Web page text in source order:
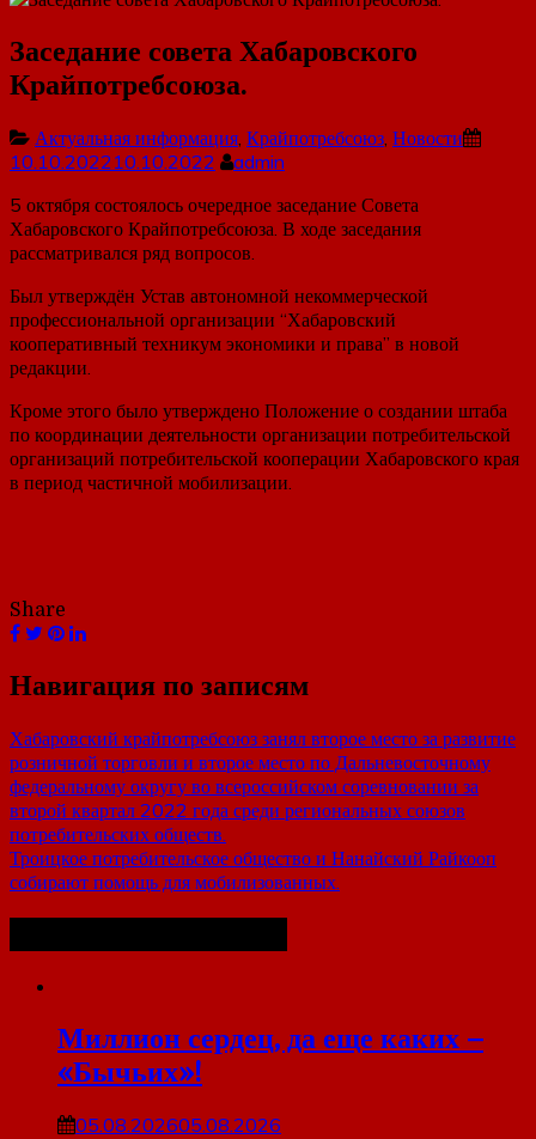
Заседание совета Хабаровского
Крайпотребсоюза.
Актуальная информация Крайпотребсоюз Новости
10.10.2022 10.10.2022
admin
5 октября состоялось очередное заседание Совета
Хабаровского Крайпотребсоюза. В ходе заседания
рассматривался ряд вопросов.
Был утверждён Устав автономной некоммерческой
профессиональной организации “Хабаровский
кооперативный техникум экономики и права” в новой
редакции.
Кроме этого было утверждено Положение о создании штаба
по координации деятельности организации потребительской
организаций потребительской кооперации Хабаровского края
в период частичной мобилизации.
Share
Навигация по записям
Хабаровский крайпотребсоюз занял второе место за развитие
розничной торговли и второе место по Дальневосточному
федеральному округу во всероссийском соревновании за
второй квартал 2022 года среди региональных союзов
потребительских обществ.
Троицкое потребительское общество и Нанайский Райкооп
собирают помощь для мобилизованных.
Миллион сердец, да еще каких –
«Бычьих»!
05.08.202605.08.2026